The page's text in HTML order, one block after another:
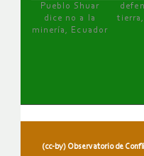
Pueblo Shuar
dice no a la
minería, Ecuador
tierra,
(cc-by) Observatorio de